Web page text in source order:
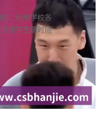
，利用学校各
便学生随时随